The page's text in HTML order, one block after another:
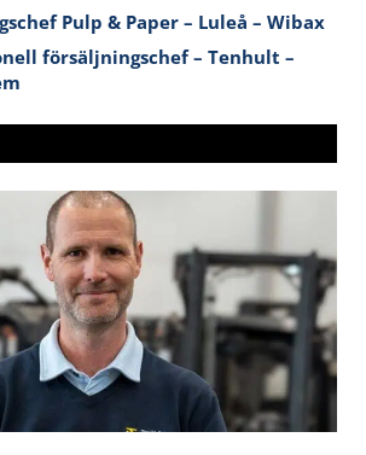
Pulp & Paper – Luleå – Wibax
försäljningschef – Tenhult –